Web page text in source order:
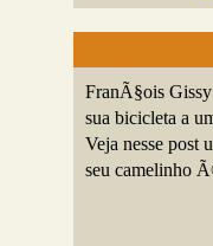
FranÃ§ois
sua bicicleta a
Veja nesse post
seu camelinho